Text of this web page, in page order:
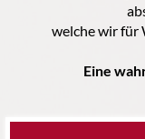
welche wir für
Eine